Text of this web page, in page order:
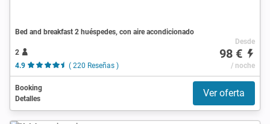
Bed and breakfast 2 huéspedes, con aire acondicionado
2
4.9
( 220 Reseñas )
Desde
98 €
/ noche
Booking
Detalles
Ver oferta